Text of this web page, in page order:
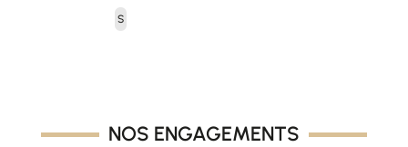
prix
initial
S
NOS ENGAGEMENTS